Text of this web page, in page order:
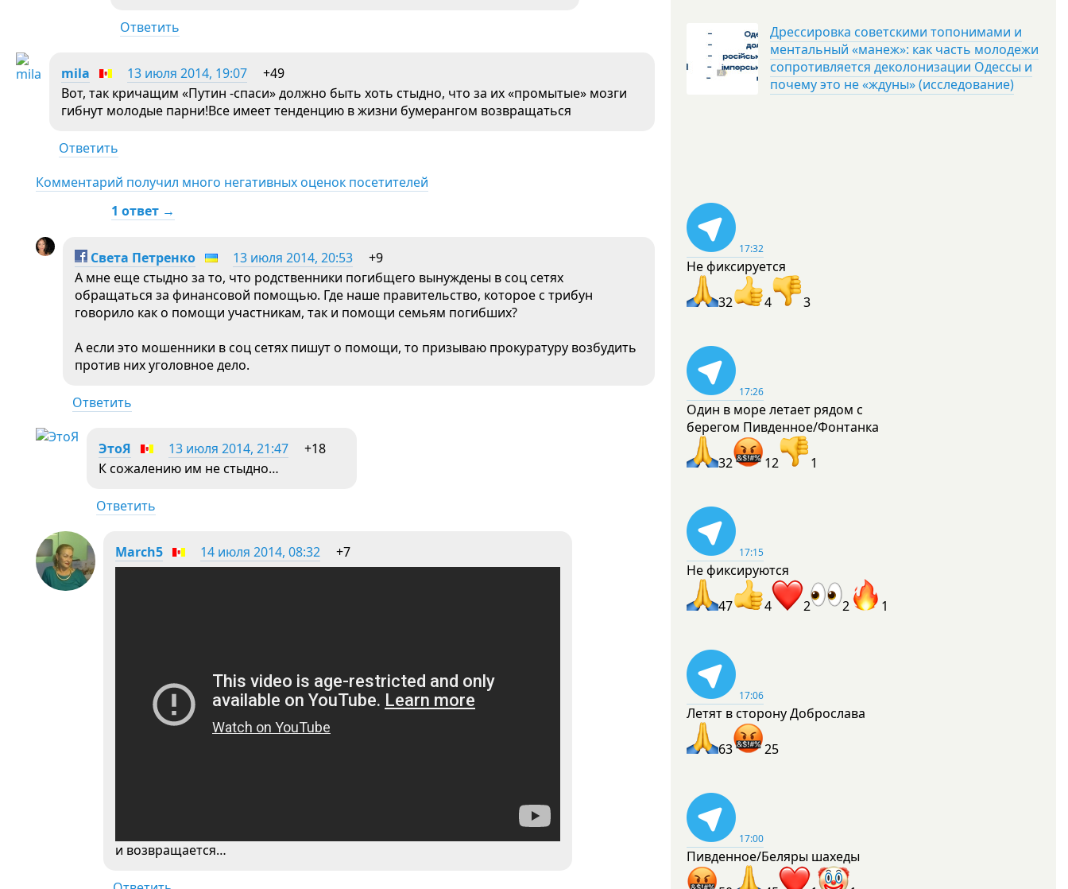
Ответить
mila 13 июля 2014, 19:07
+49
Вот, так кричащим «Путин -спаси» должно быть хоть стыдно, что за их «промытые» мозги
гибнут молодые парни!Все имеет тенденцию в жизни бумерангом возвращаться
Ответить
Комментарий получил много негативных оценок посетителей
1 ответ →
Света Петренко 13 июля 2014, 20:53
+9
А мне еще стыдно за то, что родственники погибщего вынуждены в соц сетях
обращаться за финансовой помощью. Где наше правительство, которое с трибун
говорило как о помощи участникам, так и помощи семьям погибших?
А если это мошенники в соц сетях пишут о помощи, то призываю прокуратуру возбудить
против них уголовное дело.
Ответить
ЭтоЯ 13 июля 2014, 21:47
+18
К сожалению им не стыдно…
Ответить
March5 14 июля 2014, 08:32 +7
и возвращается…
Дрессировка советскими топонимами и
ментальный «манеж»: как часть молодежи
сопротивляется деколонизации Одессы и
почему это не «ждуны» (исследование)
17:32
Не фиксируется
32 4 3
17:26
Один в море летает рядом с
берегом Пивденное/Фонтанка
32 12 1
17:15
Не фиксируются
47 4 2 2 1
17:06
Летят в сторону Доброслава
63 25
17:00
Пивденное/Беляры шахеды